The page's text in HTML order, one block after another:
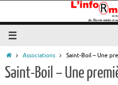
contenu
Accueil
Associations Saint-Boil – Une
Saint-Boil – Une